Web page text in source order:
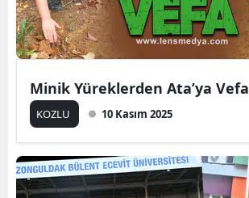
Minik Yüreklerden Ata’ya Vefa
KOZLU 10 Kasım 2025